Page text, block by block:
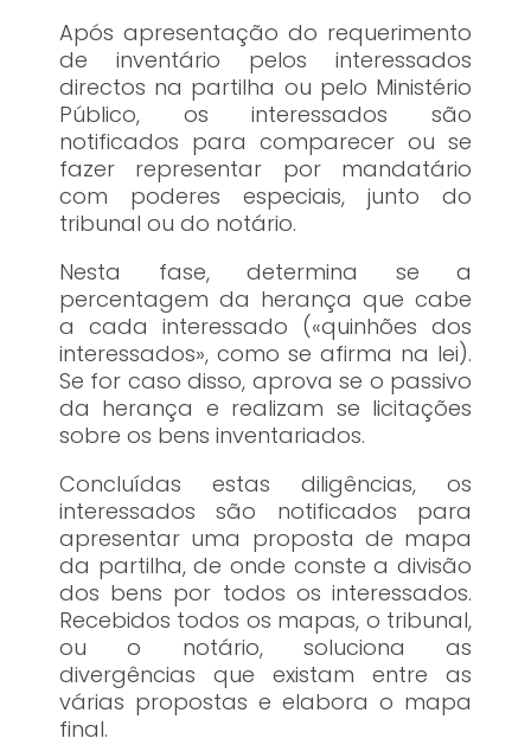
Após apresentação do requerimento
de inventário pelos interessados
directos na partilha ou pelo Ministério
Público, os interessados são
notificados para comparecer ou se
fazer representar por mandatário
com poderes especiais, junto do
tribunal ou do notário.
Nesta fase, determina se a
percentagem da herança que cabe
a cada interessado («quinhões dos
interessados», como se afirma na lei).
Se for caso disso, aprova se o passivo
da herança e realizam se licitações
sobre os bens inventariados.
Concluídas estas diligências, os
interessados são notificados para
apresentar uma proposta de mapa
da partilha, de onde conste a divisão
dos bens por todos os interessados.
Recebidos todos os mapas, o tribunal,
ou o notário, soluciona as
divergências que existam entre as
várias propostas e elabora o mapa
final.